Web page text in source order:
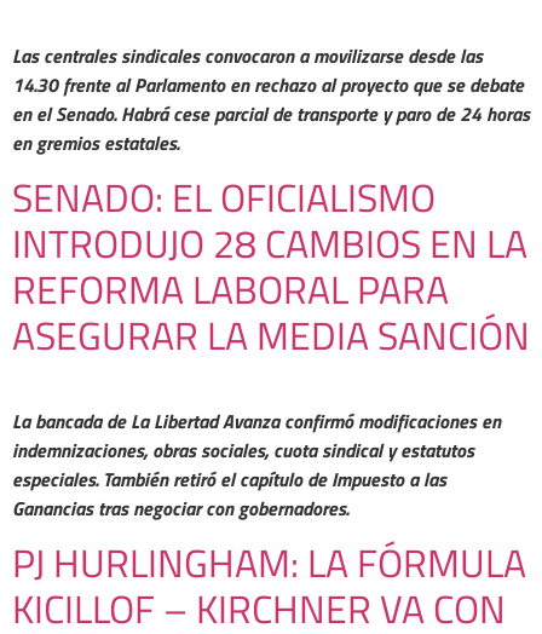
Las centrales sindicales convocaron a movilizarse desde las
14.30 frente al Parlamento en rechazo al proyecto que se debate
en el Senado. Habrá cese parcial de transporte y paro de 24 horas
en gremios estatales.
SENADO: EL OFICIALISMO
INTRODUJO 28 CAMBIOS EN LA
REFORMA LABORAL PARA
ASEGURAR LA MEDIA SANCIÓN
La bancada de La Libertad Avanza confirmó modificaciones en
indemnizaciones, obras sociales, cuota sindical y estatutos
especiales. También retiró el capítulo de Impuesto a las
Ganancias tras negociar con gobernadores.
PJ HURLINGHAM: LA FÓRMULA
KICILLOF – KIRCHNER VA CON